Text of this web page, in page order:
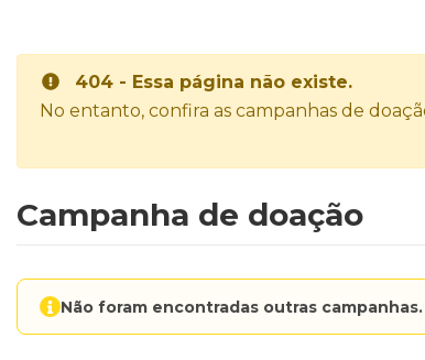
404 - Essa página não existe.
No entanto, confira as campanhas de
Campanha de doação
Não foram encontradas outras campanhas.